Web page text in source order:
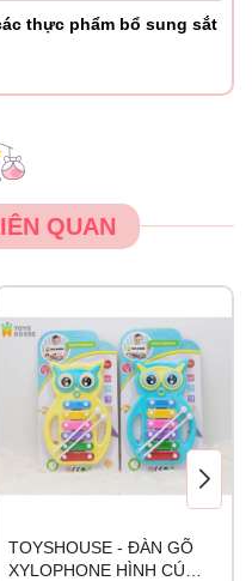
thực phẩm bổ sung sắt
QUAN
TOYSHOUSE - ĐÀN GÕ
XYLOPHONE HÌNH CÚ